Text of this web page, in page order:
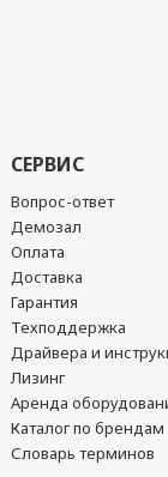
СЕРВИС
Вопрос-ответ
Демозал
Оплата
Доставка
Гарантия
Техподдержка
Драйвера и
Лизинг
Аренда
Каталог по брендам
Словарь терминов